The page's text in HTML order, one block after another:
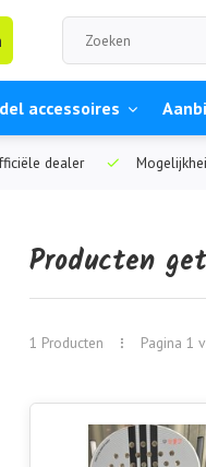
accessoires
dealer
Producten
1 Producten Pagina 1